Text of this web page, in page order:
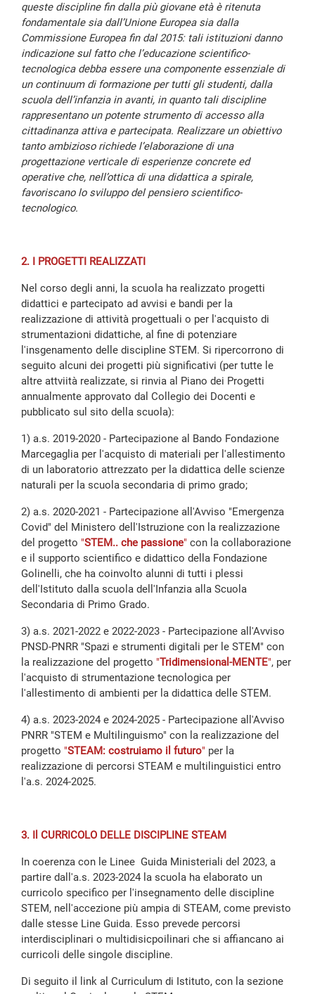
queste discipline fin dalla più giovane età è ritenuta
fondamentale sia dall’Unione Europea sia dalla
Commissione Europea fin dal 2015: tali istituzioni danno
indicazione sul fatto che l’educazione scientifico-
tecnologica debba essere una componente essenziale di
un continuum di formazione per tutti gli studenti, dalla
scuola dell’infanzia in avanti, in quanto tali discipline
rappresentano un potente strumento di accesso alla
cittadinanza attiva e partecipata. Realizzare un obiettivo
tanto ambizioso richiede l’elaborazione di una
progettazione verticale di esperienze concrete ed
operative che, nell’ottica di una didattica a spirale,
favoriscano lo sviluppo del pensiero scientifico-
tecnologico.
2. I PROGETTI REALIZZATI
Nel corso degli anni, la scuola ha realizzato progetti
didattici e partecipato ad avvisi e bandi per la
realizzazione di attività progettuali o per l'acquisto di
strumentazioni didattiche, al fine di potenziare
l'insgenamento delle discipline STEM. Si ripercorrono di
seguito alcuni dei progetti più significativi (per tutte le
altre attviità realizzate, si rinvia al Piano dei Progetti
annualmente approvato dal Collegio dei Docenti e
pubblicato sul sito della scuola):
1) a.s. 2019-2020 - Partecipazione al Bando Fondazione
Marcegaglia per l'acquisto di materiali per l'allestimento
di un laboratorio attrezzato per la didattica delle scienze
naturali per la scuola secondaria di primo grado;
2) a.s. 2020-2021 - Partecipazione all'Avviso "Emergenza
Covid" del Ministero dell'Istruzione con la realizzazione
del progetto "STEM.. che passione" con la collaborazione
e il supporto scientifico e didattico della Fondazione
Golinelli, che ha coinvolto alunni di tutti i plessi
dell'Istituto dalla scuola dell'Infanzia alla Scuola
Secondaria di Primo Grado.
3) a.s. 2021-2022 e 2022-2023 - Partecipazione all'Avviso
PNSD-PNRR "Spazi e strumenti digitali per le STEM" con
la realizzazione del progetto "Tridimensional-MENTE", per
l'acquisto di strumentazione tecnologica per
l'allestimento di ambienti per la didattica delle STEM.
4) a.s. 2023-2024 e 2024-2025 - Partecipazione all'Avviso
PNRR "STEM e Multilinguismo" con la realizzazione del
progetto "STEAM: costruiamo il futuro" per la
realizzazione di percorsi STEAM e multilinguistici entro
l'a.s. 2024-2025.
3. Il CURRICOLO DELLE DISCIPLINE STEAM
In coerenza con le Linee Guida Ministeriali del 2023, a
partire dall'a.s. 2023-2024 la scuola ha elaborato un
curricolo specifico per l'insegnamento delle discipline
STEM, nell'accezione più ampia di STEAM, come previsto
dalle stesse Line Guida. Esso prevede percorsi
interdisciplinari o multidisicpoilinari che si affiancano ai
curricoli delle singole discipline.
Di seguito il link al Curriculum di Istituto, con la sezione